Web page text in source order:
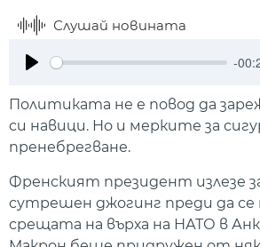
Слушай новината
-
Политиката не е повод да
си навици. Но и мерките за
пренебрегване.
Френският президент излезе
сутрешен джогинг преди да се
срещата на върха на НАТО в